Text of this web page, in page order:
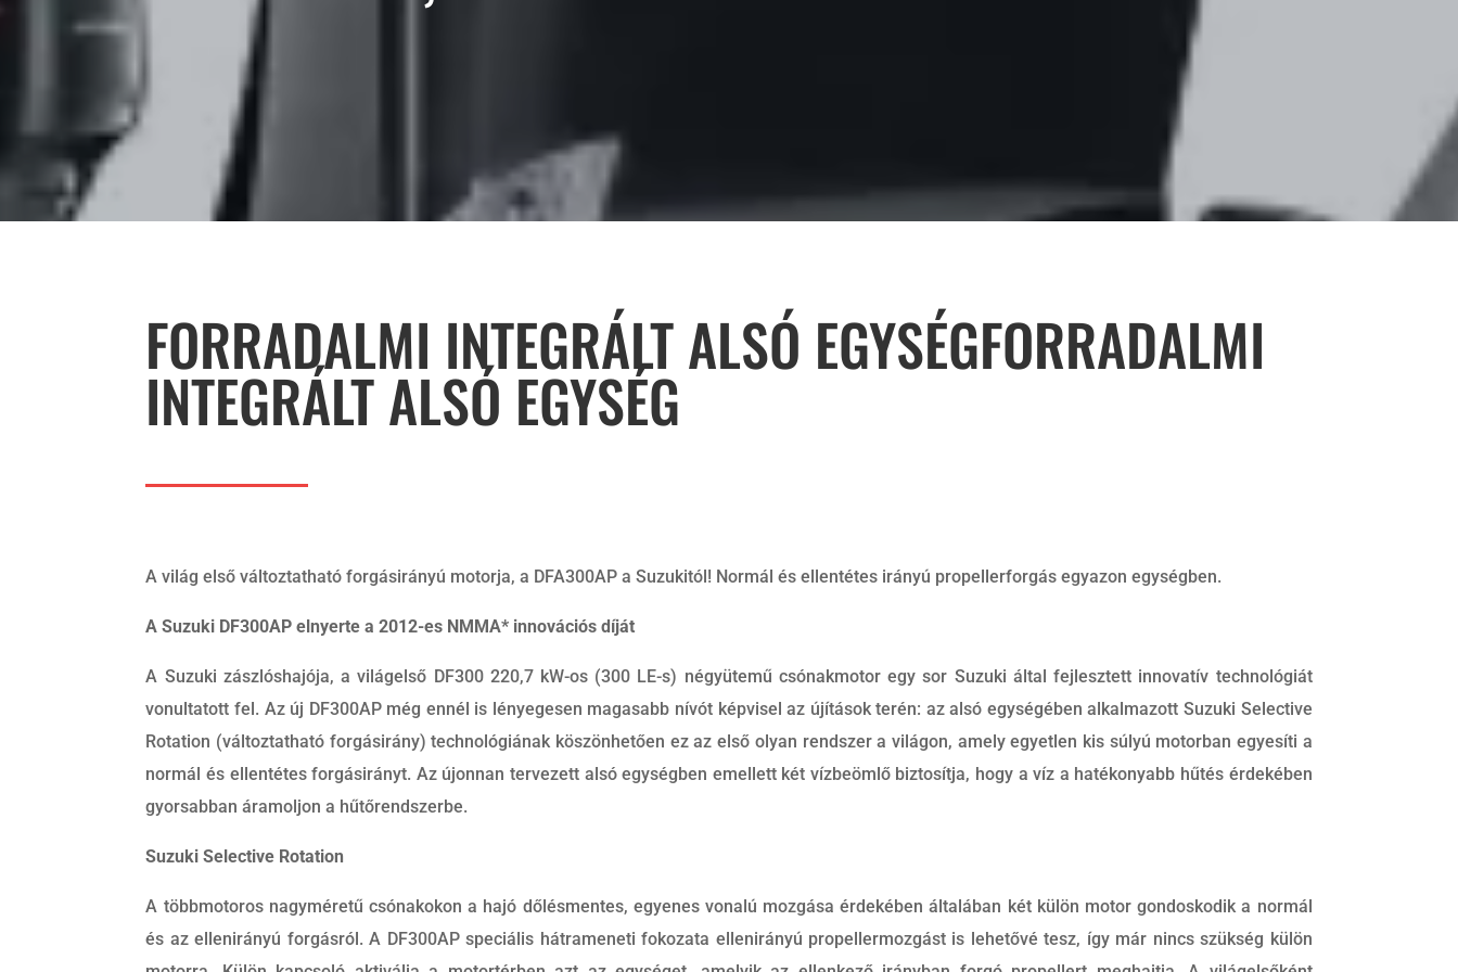
FORRADALMI INTEGRÁLT ALSÓ EGYSÉGFORRADALMI
INTEGRÁLT ALSÓ EGYSÉG
A világ első változtatható forgásirányú motorja, a DFA300AP a Suzukitól! Normál és ellentétes irányú propellerforgás egyazon egységben.
A Suzuki DF300AP elnyerte a 2012-es NMMA* innovációs díját
A Suzuki zászlóshajója, a világelső DF300 220,7 kW-os (300 LE-s) négyütemű csónakmotor egy sor Suzuki által fejlesztett innovatív technológiát
vonultatott fel. Az új DF300AP még ennél is lényegesen magasabb nívót képvisel az újítások terén: az alsó egységében alkalmazott Suzuki Selective
Rotation (változtatható forgásirány) technológiának köszönhetően ez az első olyan rendszer a világon, amely egyetlen kis súlyú motorban egyesíti a
normál és ellentétes forgásirányt. Az újonnan tervezett alsó egységben emellett két vízbeömlő biztosítja, hogy a víz a hatékonyabb hűtés érdekében
gyorsabban áramoljon a hűtőrendszerbe.
Suzuki Selective Rotation
A többmotoros nagyméretű csónakokon a hajó dőlésmentes, egyenes vonalú mozgása érdekében általában két külön motor gondoskodik a normál
és az ellenirányú forgásról. A DF300AP speciális hátrameneti fokozata ellenirányú propellermozgást is lehetővé tesz, így már nincs szükség külön